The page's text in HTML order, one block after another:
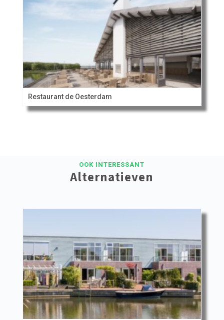
Restaurant de Oesterdam
OOK INTERESSANT
Alternatieven